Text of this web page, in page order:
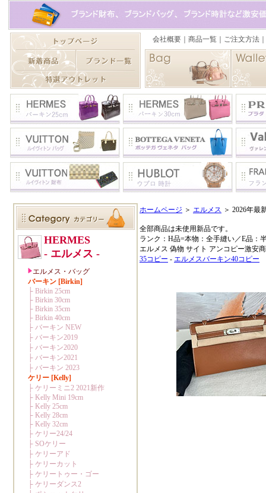
ホームページ ＞ エルメス ＞ 2026年
全部商品は未使用新品です。
ランク：H品=本物：全手縫い／E品：
エルメス 偽物 サイト アンコピー激安
35コピー - エルメスバーキン40コピー